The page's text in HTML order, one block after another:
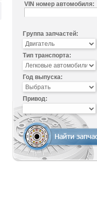
VIN номер автомобиля:
Группа запчастей:
Тип транспорта:
Год выпуска:
Привод: